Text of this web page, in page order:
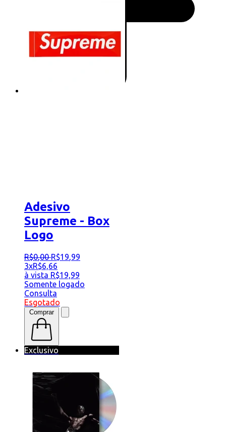
Adesivo
Supreme - Box
Logo
R$0,00 R$19,99
3xR$6,66
à vista R$19,99
Somente logado
Consulta
Esgotado
Comprar